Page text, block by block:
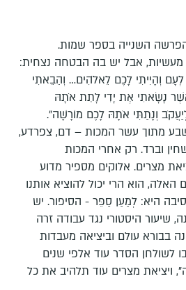
השנייה בספר שמות.
אבל יש בה הבטחה נצחית:
וְהָיִיתִי לָכֶם לֵאלֹהִים… וְהֵבֵאתִי
נָשָׂאתִי אֶת יָדִי לָתֵת אֹתָהּ
וְנָתַתִּי אֹתָהּ לָכֶם מוֹרָשָׁה".
מתוך עשר המכות – דם, צפרדע,
וברד. רק אחרי המכות
מצרים. אלוקים מספיר מדוע
האלה, הוא הרי יכול להוציא אותנו
היא: לְמַעַן סַפֵּר - הסיפור. יש
שיעור היסטורי נגד עבודה זרה
בבורא עולם וביציאה מעבדות
לשולחן הסדר עוד אלפי שנים
ויציאת מצרים עוד תלהיב את כל